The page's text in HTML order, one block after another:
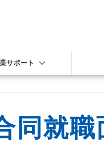
サポート
同就